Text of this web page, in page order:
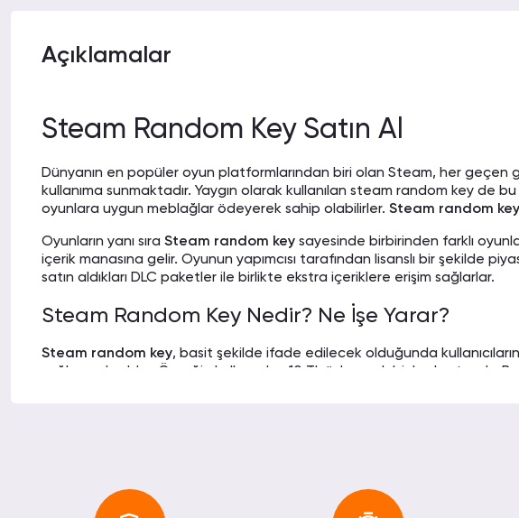
MUSTAFA ASIM H.
İRFAN U. 23-10-2021 00:20
birlikte geride bırakabilirsiniz.
BUĞRA I. 08-10-2021 03:28
Hem ucuz hem de hızlı destek sağlıyorlar. Daha ne olsun çok
Aldığım random key kodu çalışır durumda hiçbir sıkıntı yok. Teşekkür
ederim.
Açıklamalar
Steam Random Key Satın Al
Dünyanın en popüler oyun platformlarından biri olan Steam, her
kullanıma sunmaktadır. Yaygın olarak kullanılan steam random key de
oyunlara uygun meblağlar ödeyerek sahip olabilirler. Steam random
Oyunların yanı sıra Steam random key sayesinde birbirinden farklı
içerik manasına gelir. Oyunun yapımcısı tarafından lisanslı bir şekilde
satın aldıkları DLC paketler ile birlikte ekstra içeriklere erişim sağlarlar.
Steam Random Key Nedir? Ne İşe Yarar?
Steam random key, basit şekilde ifade edilecek olduğunda
sağlayan koddur. Örneğin kullanıcılar, 10 TL ödeyerek bir kod satın
Steam Random Key Satın Alma En Ucuz